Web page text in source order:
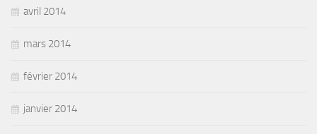
avril 2014
mars 2014
février 2014
janvier 2014